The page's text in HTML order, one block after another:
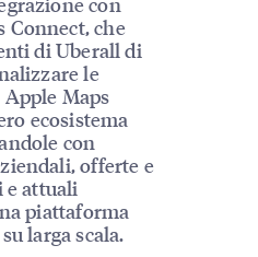
Connect, che
di Uberall di
le
Maps
ecosistema
con
offerte e
e attuali
piattaforma
larga scala.